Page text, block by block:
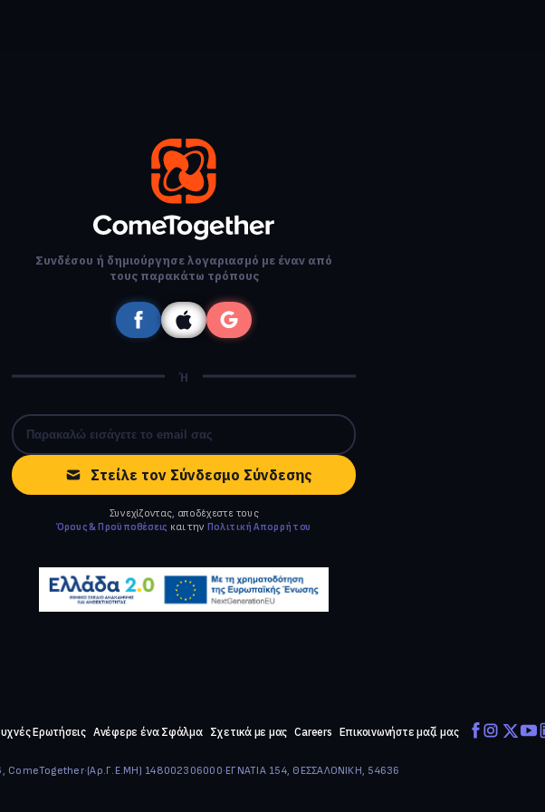
Συνδέσου ή δημιούργησε λογαριασμό με έναν από
τους παρακάτω τρόπους
Ή
Στείλε τον Σύνδεσμο Σύνδεσης
Συνεχίζοντας, αποδέχεστε τους
Όρους & Προϋποθέσεις και την Πολιτική Απορρήτου
Ερωτήσεις Ανέφερε ένα Σφάλμα Σχετικά με μας Careers Επικοινωνήστε μαζί μας
ComeTogether·(Αρ.Γ.Ε.ΜΗ) 148002306000·ΕΓΝΑΤΙΑ 154, ΘΕΣΣΑΛΟΝΙΚΗ, 54636